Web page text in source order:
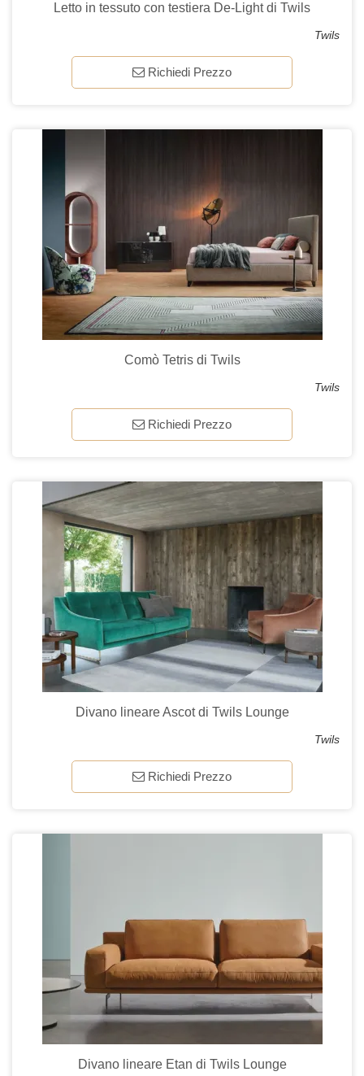
Letto in tessuto con testiera De-Light di Twils
Twils
Richiedi Prezzo
Comò Tetris di Twils
Twils
Richiedi Prezzo
Divano lineare Ascot di Twils Lounge
Twils
Richiedi Prezzo
Divano lineare Etan di Twils Lounge